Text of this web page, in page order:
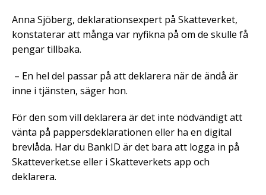
Anna Sjöberg, deklarationsexpert på Skatteverket,
konstaterar att många var nyfikna på om de skulle få
pengar tillbaka.
– En hel del passar på att deklarera när de ändå är
inne i tjänsten, säger hon.
För den som vill deklarera är det inte nödvändigt att
vänta på pappersdeklarationen eller ha en digital
brevlåda. Har du BankID är det bara att logga in på
Skatteverket.se eller i Skatteverkets app och
deklarera.